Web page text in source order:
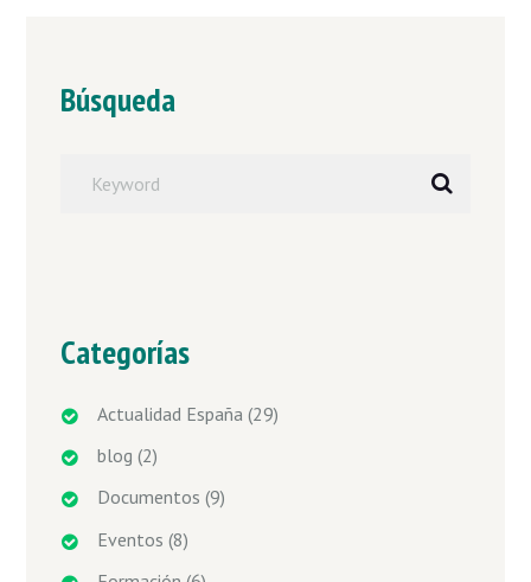
Búsqueda
Categorías
Actualidad España (29)
blog (2)
Documentos (9)
Eventos (8)